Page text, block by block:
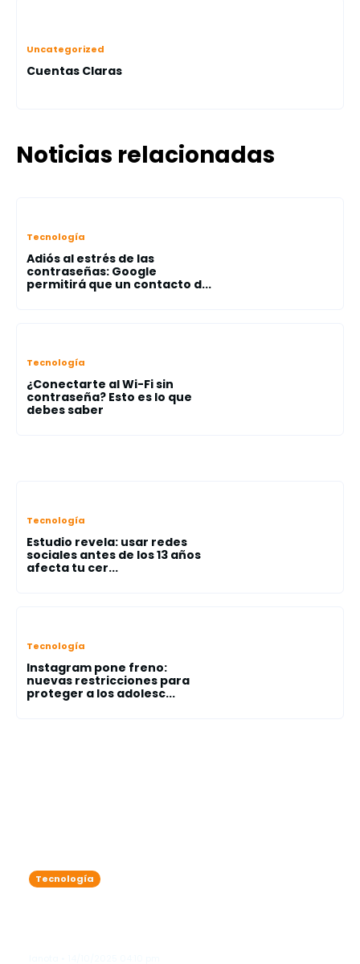
Uncategorized
Cuentas Claras
Noticias relacionadas
Tecnología
Adiós al estrés de las
contraseñas: Google
permitirá que un contacto d...
Tecnología
¿Conectarte al Wi-Fi sin
contraseña? Esto es lo que
debes saber
Tecnología
Estudio revela: usar redes
sociales antes de los 13 años
afecta tu cer...
Tecnología
Instagram pone freno:
nuevas restricciones para
proteger a los adolesc...
Tecnología